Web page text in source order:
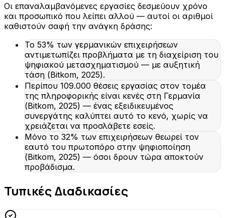
Οι επαναλαμβανόμενες εργασίες δεσμεύουν χρόνο
και προσωπικό που λείπει αλλού — αυτοί οι αριθμοί
καθιστούν σαφή την ανάγκη δράσης:
Το 53% των γερμανικών επιχειρήσεων
αντιμετωπίζει προβλήματα με τη διαχείριση του
ψηφιακού μετασχηματισμού — με αυξητική
τάση (Bitkom, 2025).
Περίπου 109.000 θέσεις εργασίας στον τομέα
της πληροφορικής είναι κενές στη Γερμανία
(Bitkom, 2025) — ένας εξειδικευμένος
συνεργάτης καλύπτει αυτό το κενό, χωρίς να
χρειάζεται να προσλάβετε εσείς.
Μόνο το 32% των επιχειρήσεων θεωρεί τον
εαυτό του πρωτοπόρο στην ψηφιοποίηση
(Bitkom, 2025) — όσοι δρουν τώρα αποκτούν
προβάδισμα.
Τυπικές Διαδικασίες